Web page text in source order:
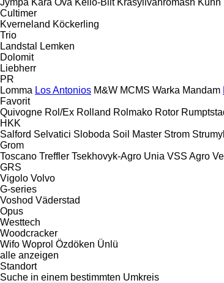
Cultimer
Kverneland Köckerling
Trio
Landstal
Lemken
Dolomit
Liebherr
PR
Lomma Los Antonios M&W MCMS Warka Mandam
Favorit
Quivogne Rol/Ex Rolland Rolmako Rotor
HKK
Salford Selvatici Sloboda Soil Master Strom
Grom
Toscano Treffler Tsekhovyk-Agro Unia VSS Agro
GRS
Vigolo Volvo
G-series
Voshod Väderstad
Opus
Westtech
Woodcracker
Wifo Woprol Özdöken Ünlü
alle anzeigen
Standort
Suche in einem bestimmten Umkreis